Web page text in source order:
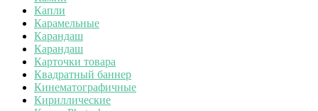
Капли
Карамельные
Карандаш
Карандаш
Карточки товара
Квадратный баннер
Кинематографичные
Кириллические